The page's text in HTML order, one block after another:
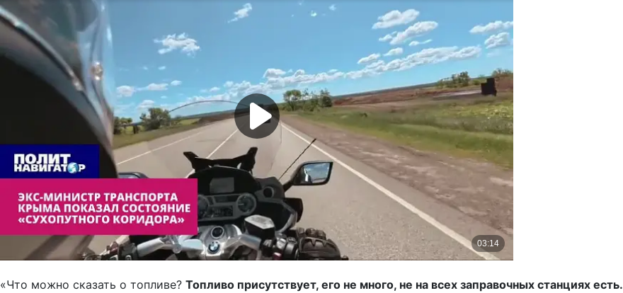
«Что можно сказать о топливе? Топливо присутствует, его не много, не на всех заправочных станциях есть.